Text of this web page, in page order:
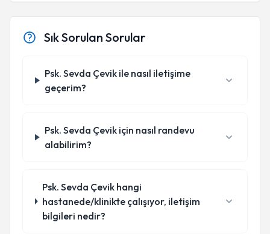
Sık Sorulan Sorular
Psk. Sevda Çevik ile nasıl iletişime
geçerim?
Psk. Sevda Çevik için nasıl randevu
alabilirim?
Psk. Sevda Çevik hangi
hastanede/klinikte çalışıyor, iletişim
bilgileri nedir?